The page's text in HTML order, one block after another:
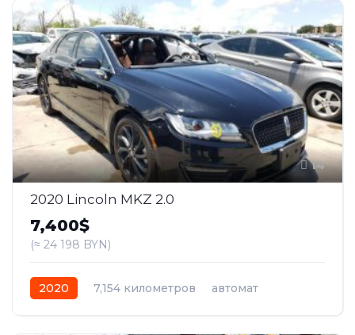
14
2020 Lincoln MKZ 2.0
7,400$
(≈ 24 198 BYN)
2020 7,154 километров
автомат